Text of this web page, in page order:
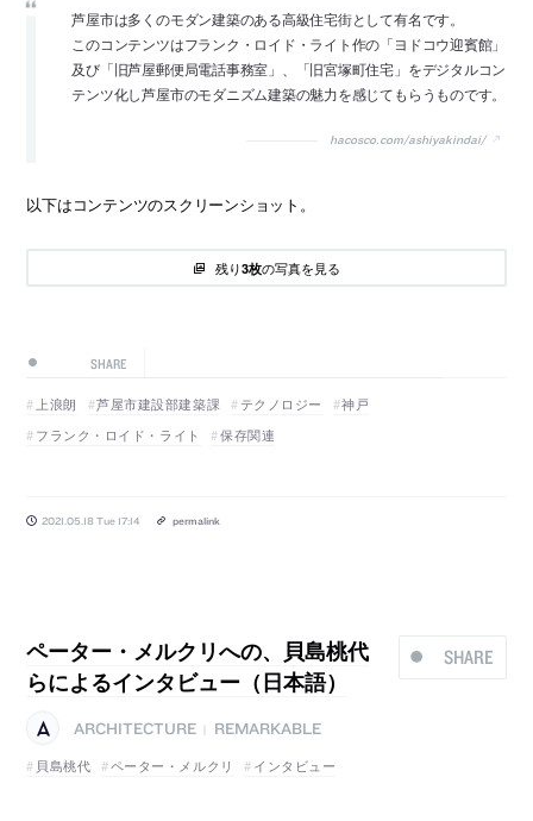
芦屋市は多くのモダン建築のある高級住宅街として有名です。
このコンテンツはフランク・ロイド・ライト作の「ヨドコウ迎賓館」
及び「旧芦屋郵便局電話事務室」、「旧宮塚町住宅」をデジタルコン
テンツ化し芦屋市のモダニズム建築の魅力を感じてもらうものです。
hacosco.com/ashiyakindai/
以下はコンテンツのスクリーンショット。
残り3枚の写真を見る
SHARE
上浪朗 芦屋市建設部建築課 テクノロジー
神戸
フランク・ロイド・ライト
保存関連
2021.05.18 Tue 17:14 permalink
SHARE
ペーター・メルクリへの、貝島桃代
らによるインタビュー（日本語）
ARCHITECTURE
REMARKABLE
貝島桃代
ペーター・メルクリ インタビュー